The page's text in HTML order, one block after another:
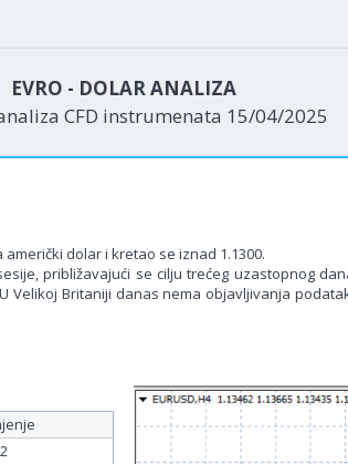
EVRO - DOLAR ANALIZA
CFD instrumenata 15/04/2025
dolar i kretao se iznad 1.1300.
približavajući se cilju trećeg uzastopnog
Britaniji danas nema objavljivanja